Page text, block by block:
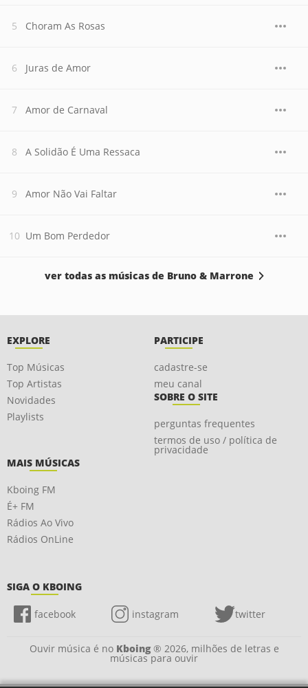
Choram As Rosas
Juras de Amor
Amor de Carnaval
A Solidão É Uma Ressaca
Amor Não Vai Faltar
Um Bom Perdedor
ver todas as músicas de Bruno & Marrone
EXPLORE
Top Músicas
Top Artistas
Novidades
Playlists
PARTICIPE
cadastre-se
meu canal
SOBRE O SITE
perguntas frequentes
termos de uso / política de
privacidade
MAIS MÚSICAS
Kboing FM
É+ FM
Rádios Ao Vivo
Rádios OnLine
SIGA O KBOING
facebook instagram twitter
Ouvir música é no Kboing® 2026, milhões de letras e
músicas para ouvir